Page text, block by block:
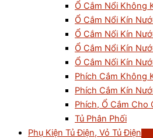
Ổ Cắm Nổi Không
Ổ Cắm Nổi Kín
Ổ Cắm Nối Kín
Ổ Cắm Nổi Kín
Ổ Cắm Nối Kín
Phích Cắm Không
Phích Cắm Kín
Phích, Ổ Cắm Cho
Tủ Phân Phối
Phụ Kiện Tủ Điện, Vỏ Tủ Điện